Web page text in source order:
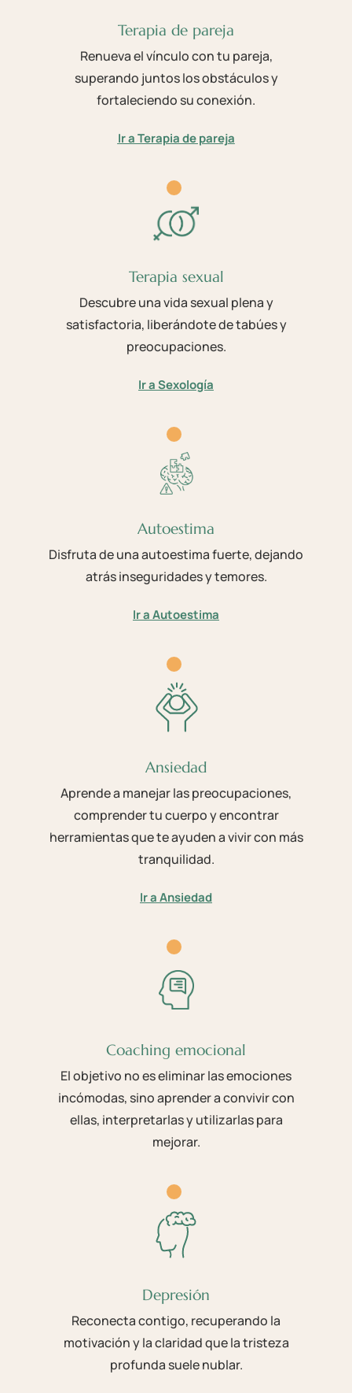
Terapia de pareja
Renueva el vínculo con tu pareja,
superando juntos los obstáculos y
fortaleciendo su conexión.
Ir a Terapia de pareja
Terapia sexual
Descubre una vida sexual plena y
satisfactoria, liberándote de tabúes y
preocupaciones.
Ir a Sexología
Autoestima
Disfruta de una autoestima fuerte, dejando
atrás inseguridades y temores.
Ir a Autoestima
Ansiedad
Aprende a manejar las preocupaciones,
comprender tu cuerpo y encontrar
herramientas que te ayuden a vivir con más
tranquilidad.
Ir a Ansiedad
Coaching emocional
El objetivo no es eliminar las emociones
incómodas, sino aprender a convivir con
ellas, interpretarlas y utilizarlas para
mejorar.
Depresión
Reconecta contigo, recuperando la
motivación y la claridad que la tristeza
profunda suele nublar.